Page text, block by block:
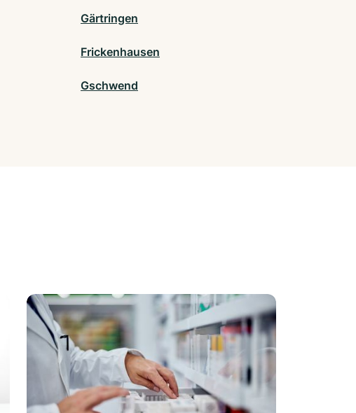
Gärtringen
Frickenhausen
Gschwend